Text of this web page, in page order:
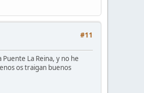
#11
La Reina, y no he
os traigan buenos